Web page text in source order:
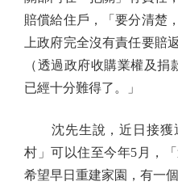
賠償給住戶，「要分清楚
上政府完全沒有責任要賠
（透過政府收購業權及捐
已經十分難得了。」
沈先生說，近日接獲
村」可以住至今年5月，
希望早日重建家園，有一個